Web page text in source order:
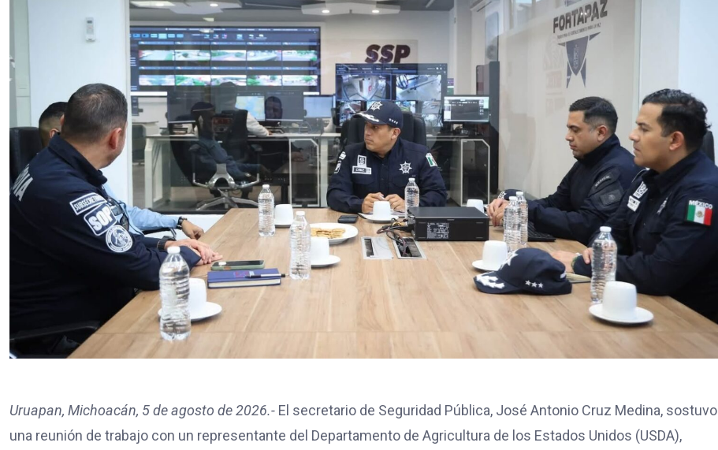
Uruapan, Michoacán, 5 de agosto de 2026.- El secretario de Seguridad Pública, José Antonio Cruz Medina, sostuvo
una reunión de trabajo con un representante del Departamento de Agricultura de los Estados Unidos (USDA),